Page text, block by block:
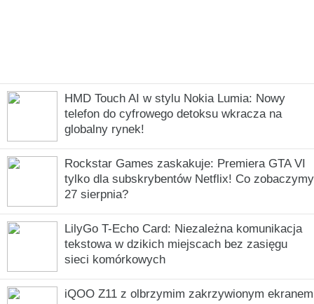
HMD Touch AI w stylu Nokia Lumia: Nowy
telefon do cyfrowego detoksu wkracza na
globalny rynek!
Rockstar Games zaskakuje: Premiera GTA VI
tylko dla subskrybentów Netflix! Co zobaczymy
27 sierpnia?
LilyGo T-Echo Card: Niezależna komunikacja
tekstowa w dzikich miejscach bez zasięgu
sieci komórkowych
iQOO Z11 z olbrzymim zakrzywionym ekranem